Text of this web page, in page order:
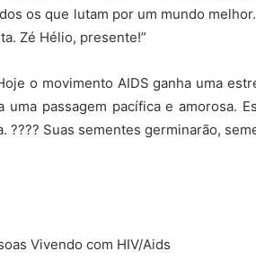
os que lutam por um mundo
Zé Hélio, presente!”
o movimento AIDS ganha uma
uma passagem pacífica e amorosa.
???? Suas sementes germinarão,
Vivendo com HIV/Aids